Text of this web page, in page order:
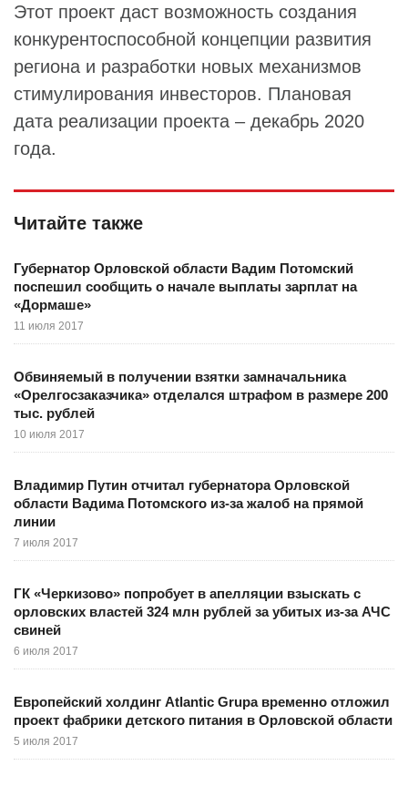
Этот проект даст возможность создания
конкурентоспособной концепции развития
региона и разработки новых механизмов
стимулирования инвесторов. Плановая
дата реализации проекта – декабрь 2020
года.
Читайте также
Губернатор Орловской области Вадим Потомский
поспешил сообщить о начале выплаты зарплат на
«Дормаше»
11 июля 2017
Обвиняемый в получении взятки замначальника
«Орелгосзаказчика» отделался штрафом в размере 200
тыс. рублей
10 июля 2017
Владимир Путин отчитал губернатора Орловской
области Вадима Потомского из-за жалоб на прямой
линии
7 июля 2017
ГК «Черкизово» попробует в апелляции взыскать с
орловских властей 324 млн рублей за убитых из-за АЧС
свиней
6 июля 2017
Европейский холдинг Atlantic Grupa временно отложил
проект фабрики детского питания в Орловской области
5 июля 2017